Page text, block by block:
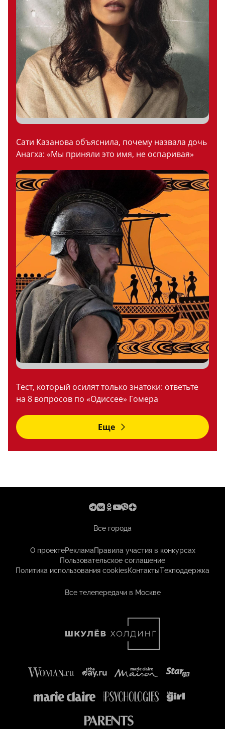
Сати Казанова объяснила, почему назвала дочь
Анагха: «Мы приняли это имя, не оспаривая»
Тест, который осилят только знатоки: ответьте
на 8 вопросов по «Одиссее» Гомера
Еще
Все города
О проектеРекламаПравила участия в конкурсах
Пользовательское соглашение
Политика использования cookiesКонтактыТехподдержка
Все телепередачи в Москве